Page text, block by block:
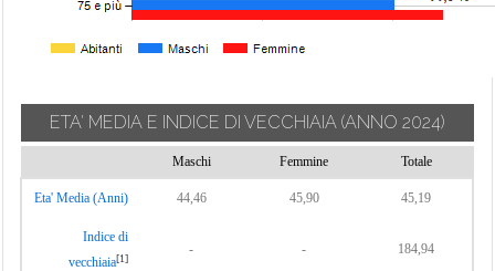
ETA' MEDIA E INDICE DI VECCHIAIA (ANNO 2024)
Maschi Femmine Totale
Eta' Media (Anni) 44,46 45,90 45,19
Indice di
vecchiaia[1]
- - 184,94